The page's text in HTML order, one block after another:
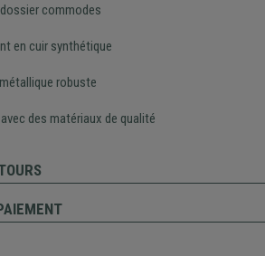
commodes
en cuir synthétique
robuste
des matériaux de qualité